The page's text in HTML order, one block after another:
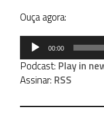
Ouça agora:
Tocador
áudio
00:00
Podcast: Play in
Assinar: RSS